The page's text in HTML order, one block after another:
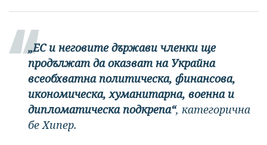
„ЕС и неговите държави членки ще
продължат да оказват на Украйна
всеобхватна политическа, финансова,
икономическа, хуманитарна, военна и
дипломатическа подкрепа“, категорична
бе Хипер.